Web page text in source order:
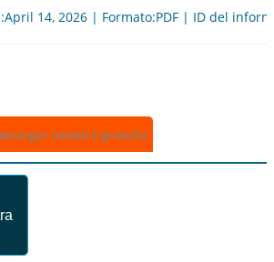
14, 2026 | Formato:PDF | ID del
muestra gratuita